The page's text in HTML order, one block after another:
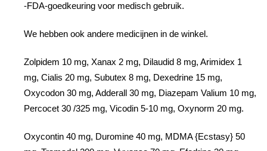
-FDA-goedkeuring voor medisch gebruik.
We hebben ook andere medicijnen in de winkel.
Zolpidem 10 mg, Xanax 2 mg, Dilaudid 8 mg, Arimidex 1
mg, Cialis 20 mg, Subutex 8 mg, Dexedrine 15 mg,
Oxycodon 30 mg, Adderall 30 mg, Diazepam Valium 10 mg,
Percocet 30 /325 mg, Vicodin 5-10 mg, Oxynorm 20 mg.
Oxycontin 40 mg, Duromine 40 mg, MDMA {Ecstasy} 50